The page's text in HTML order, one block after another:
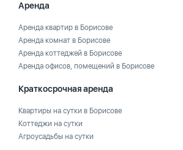
Аренда
Аренда квартир в Борисове
Аренда комнат в Борисове
Аренда коттеджей в Борисове
Аренда офисов, помещений в Борисове
Краткосрочная аренда
Квартиры на сутки в Борисове
Коттеджи на сутки
Агроусадьбы на сутки